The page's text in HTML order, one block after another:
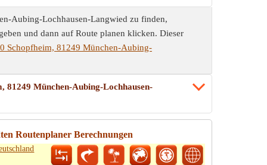
Aubing-Lochhausen-Langwied zu finden,
und dann auf Route planen klicken. Dieser
Schopfheim, 81249 München-Aubing-
81249 München-Aubing-Lochhausen-
Routenplaner Berechnungen